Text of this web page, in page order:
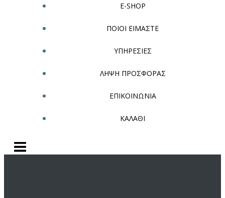
E-SHOP
ΠΟΙΟΙ ΕΙΜΑΣΤΕ
ΥΠΗΡΕΣΙΕΣ
ΛΗΨΗ ΠΡΟΣΦΟΡΑΣ
ΕΠΙΚΟΙΝΩΝΙΑ
ΚΑΛΑΘΙ